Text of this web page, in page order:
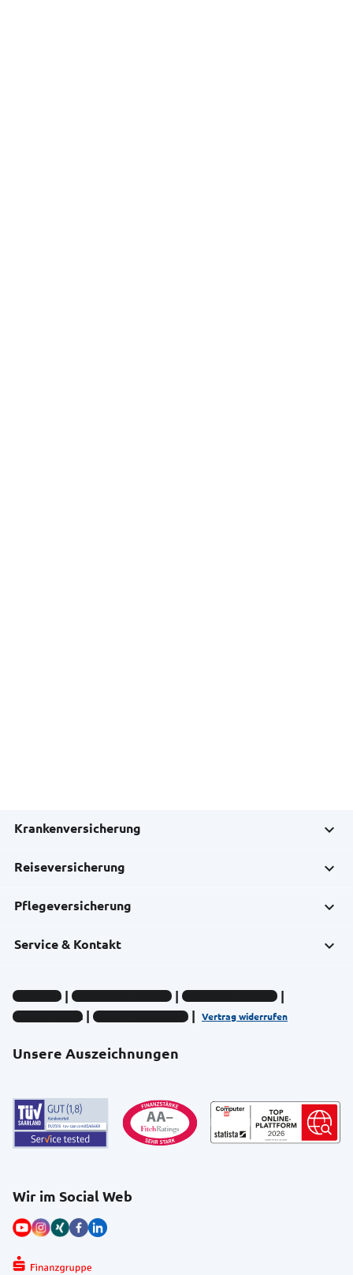
Krankenversicherung
Reiseversicherung
Pflegeversicherung
Service & Kontakt
Unsere Auszeichnungen
Impressum Datenschutz-Hinweise
Compliance-Hinweise
Barrierefreiheit
Cookie-Einstellungen Vertrag widerrufen
Wir im Social Web